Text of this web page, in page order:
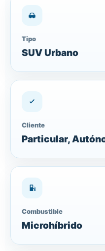
Tipo
SUV Urbano
Cliente
Particular,
Combustible
Microhíbrido